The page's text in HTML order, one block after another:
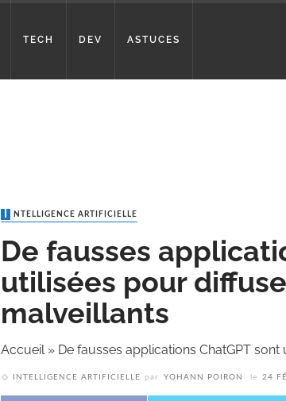
TECH DEV ASTUCES
INTELLIGENCE ARTIFICIELLE
De fausses
utilisées pour
malveillants
Accueil» De fausses applications ChatGPT
INTELLIGENCE ARTIFICIELLE par YOHANN POIRON le 24